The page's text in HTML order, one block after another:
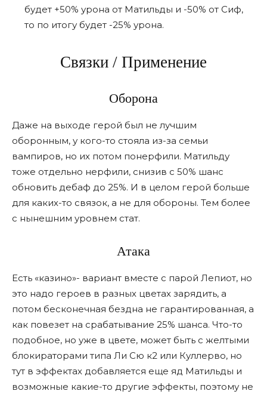
будет +50% урона от Матильды и -50% от Сиф,
то по итогу будет -25% урона.
Связки / Применение
Оборона
Даже на выходе герой был не лучшим
оборонным, у кого-то стояла из-за семьи
вампиров, но их потом понерфили. Матильду
тоже отдельно нерфили, снизив с 50% шанс
обновить дебаф до 25%. И в целом герой больше
для каких-то связок, а не для обороны. Тем более
с нынешним уровнем стат.
Атака
Есть «казино»- вариант вместе с парой Лепиот, но
это надо героев в разных цветах зарядить, а
потом бесконечная бездна не гарантированная, а
как повезет на срабатывание 25% шанса. Что-то
подобное, но уже в цвете, может быть с желтыми
блокираторами типа Ли Сю к2 или Куллерво, но
тут в эффектах добавляется еще яд Матильды и
возможные какие-то другие эффекты, поэтому не